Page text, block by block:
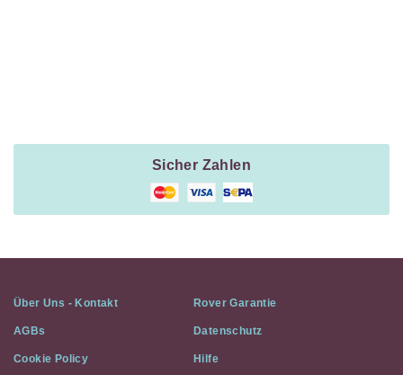
Sicher Zahlen
Über Uns - Kontakt Rover Garantie
AGBs Datenschutz
Cookie Policy Hilfe